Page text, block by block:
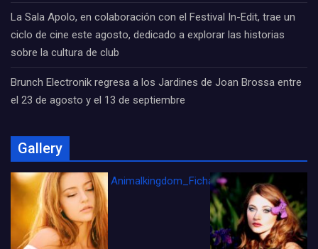
La Sala Apolo, en colaboración con el Festival In-Edit, trae un
ciclo de cine este agosto, dedicado a explorar las historias
sobre la cultura de club
Brunch Electronik regresa a los Jardines de Joan Brossa entre
el 23 de agosto y el 13 de septiembre
Gallery
Animalkingdom_FichaCine